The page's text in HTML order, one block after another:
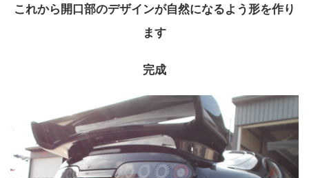
これから開口部のデザインが自然になるよう形を作り
ます
完成